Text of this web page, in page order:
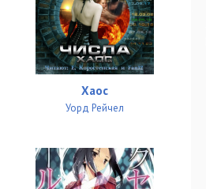
Хаос
Уорд Рейчел